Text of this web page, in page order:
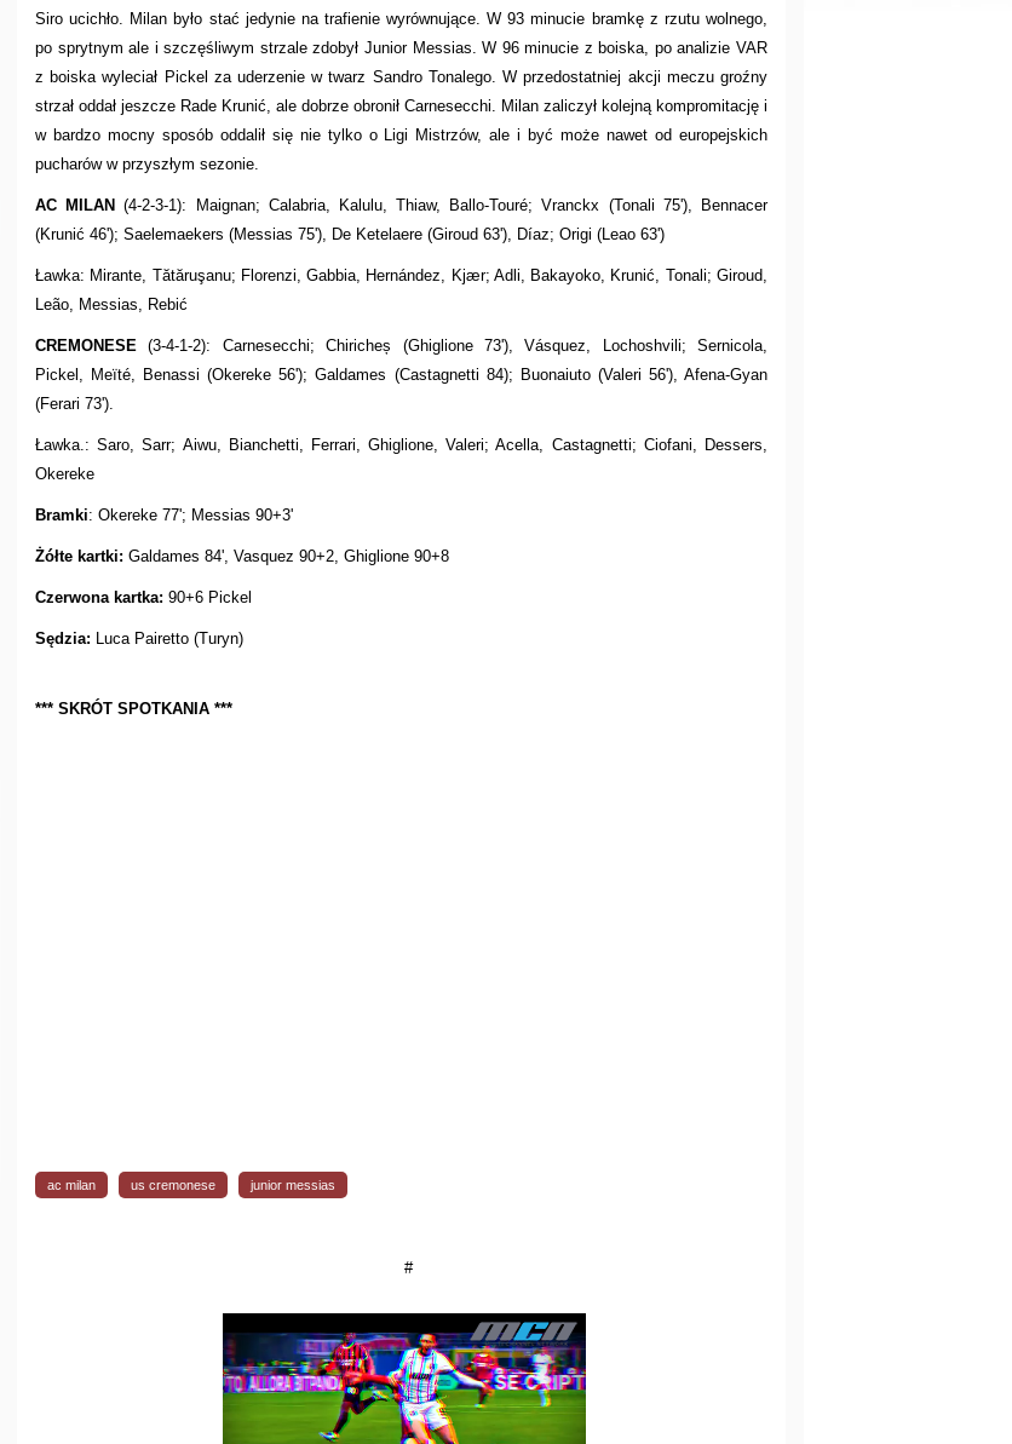
Siro ucichło. Milan było stać jedynie na trafienie wyrównujące. W 93 minucie bramkę z rzutu wolnego,
po sprytnym ale i szczęśliwym strzale zdobył Junior Messias. W 96 minucie z boiska, po analizie VAR
z boiska wyleciał Pickel za uderzenie w twarz Sandro Tonalego. W przedostatniej akcji meczu groźny
strzał oddał jeszcze Rade Krunić, ale dobrze obronił Carnesecchi. Milan zaliczył kolejną kompromitację i
w bardzo mocny sposób oddalił się nie tylko o Ligi Mistrzów, ale i być może nawet od europejskich
pucharów w przyszłym sezonie.
AC MILAN (4-2-3-1): Maignan; Calabria, Kalulu, Thiaw, Ballo-Touré; Vranckx (Tonali 75'), Bennacer
(Krunić 46'); Saelemaekers (Messias 75'), De Ketelaere (Giroud 63'), Díaz; Origi (Leao 63')
Ławka: Mirante, Tătăruşanu; Florenzi, Gabbia, Hernández, Kjær; Adli, Bakayoko, Krunić, Tonali; Giroud,
Leão, Messias, Rebić
CREMONESE(3-4-1-2): Carnesecchi; Chiricheș (Ghiglione 73'), Vásquez, Lochoshvili; Sernicola,
Pickel, Meïté, Benassi (Okereke 56'); Galdames (Castagnetti 84); Buonaiuto (Valeri 56'), Afena-Gyan
(Ferari 73').
Ławka.: Saro, Sarr; Aiwu, Bianchetti, Ferrari, Ghiglione, Valeri; Acella, Castagnetti; Ciofani, Dessers,
Okereke
Bramki: Okereke 77'; Messias 90+3'
Żółte kartki: Galdames 84', Vasquez 90+2, Ghiglione 90+8
Czerwona kartka: 90+6 Pickel
Sędzia: Luca Pairetto (Turyn)
*** SKRÓT SPOTKANIA ***
ac milan us cremonese junior messias
#